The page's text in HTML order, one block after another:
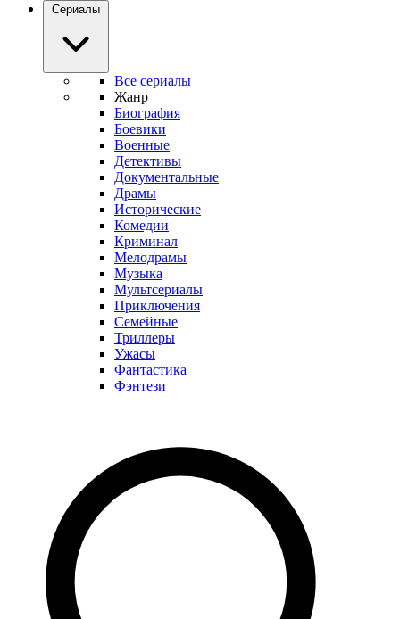
Сериалы
Все сериалы
Жанр
Биография
Боевики
Военные
Детективы
Документальные
Драмы
Исторические
Комедии
Криминал
Мелодрамы
Музыка
Мультсериалы
Приключения
Семейные
Триллеры
Ужасы
Фантастика
Фэнтези